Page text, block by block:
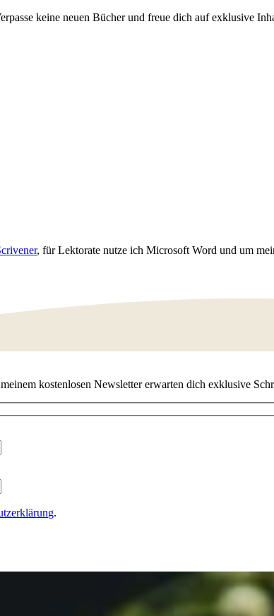
keine neuen Bücher und freue dich auf exklusive
, für Lektorate nutze ich Microsoft Word und um
kostenlosen Newsletter erwarten dich exklusive
.